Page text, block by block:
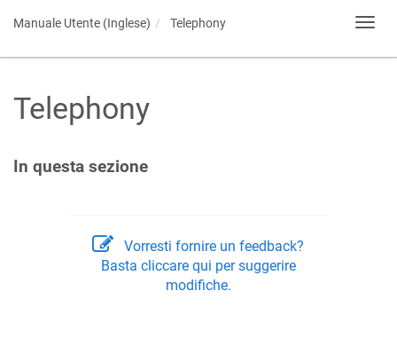
Manuale Utente (Inglese) Telephony
Telephony
In questa sezione
Vorresti fornire un feedback?
Basta cliccare qui per suggerire
modifiche.